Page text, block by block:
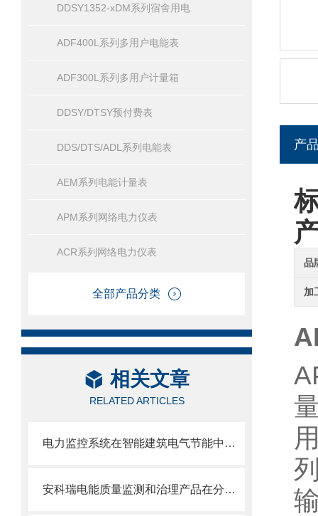
DDSY1352-xDM系列宿舍用电
ADF400L系列多用户电能表
ADF300L系列多用户计量箱
DDSY/DTSY预付费表
DDS/DTS/ADL系列电能表
AEM系列电能计量表
APM系列网络电力仪表
ACR系列网络电力仪表
全部产品分类
相关文章
RELATED ARTICLES
电力监控系统在智能建筑电气节能中的应用
安科瑞电能质量监测和治理产品在分布式光伏电站的应用
产
品
加